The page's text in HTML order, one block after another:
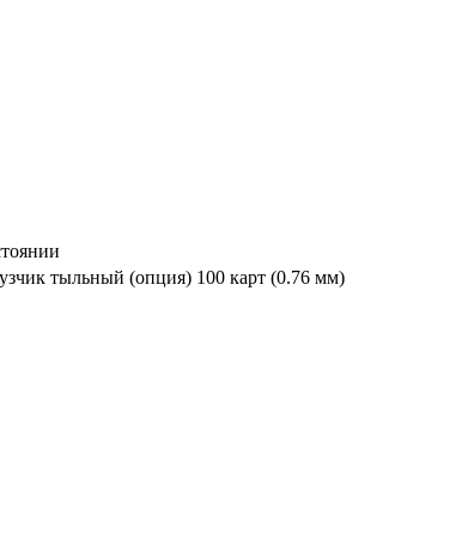
тыльный (опция) 100 карт (0.76 мм)